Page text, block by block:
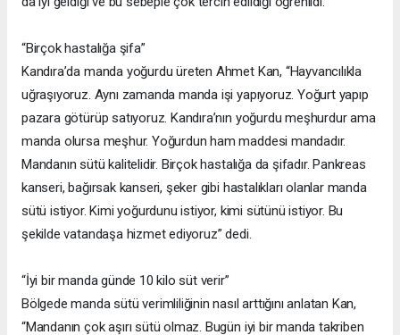
“Birçok hastalığa şifa”
Kandıra’da manda yoğurdu üreten Ahmet Kan, “Hayvancılıkla
uğraşıyoruz. Aynı zamanda manda işi yapıyoruz. Yoğurt yapıp
pazara götürüp satıyoruz. Kandıra’nın yoğurdu meşhurdur ama
manda olursa meşhur. Yoğurdun ham maddesi mandadır.
Mandanın sütü kalitelidir. Birçok hastalığa da şifadır. Pankreas
kanseri, bağırsak kanseri, şeker gibi hastalıkları olanlar manda
sütü istiyor. Kimi yoğurdunu istiyor, kimi sütünü istiyor. Bu
şekilde vatandaşa hizmet ediyoruz” dedi.
“İyi bir manda günde 10 kilo süt verir”
Bölgede manda sütü verimliliğinin nasıl arttığını anlatan Kan,
“Mandanın çok aşırı sütü olmaz. Bugün iyi bir manda takriben